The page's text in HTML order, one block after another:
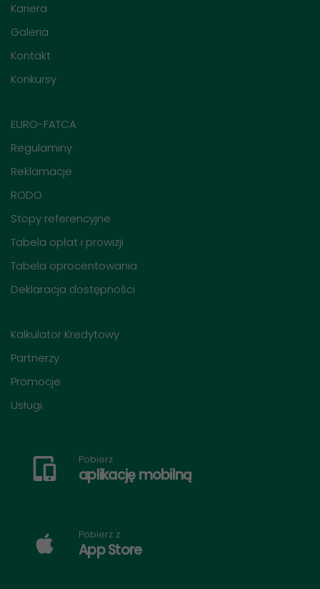
Kariera
Galeria
Kontakt
Konkursy
EURO-FATCA
Regulaminy
Reklamacje
RODO
Stopy referencyjne
Tabela opłat i prowizji
Tabela oprocentowania
Deklaracja dostępności
Kalkulator Kredytowy
Partnerzy
Promocje
Usługi
Pobierz
aplikację mobilną
Pobierz z
App Store